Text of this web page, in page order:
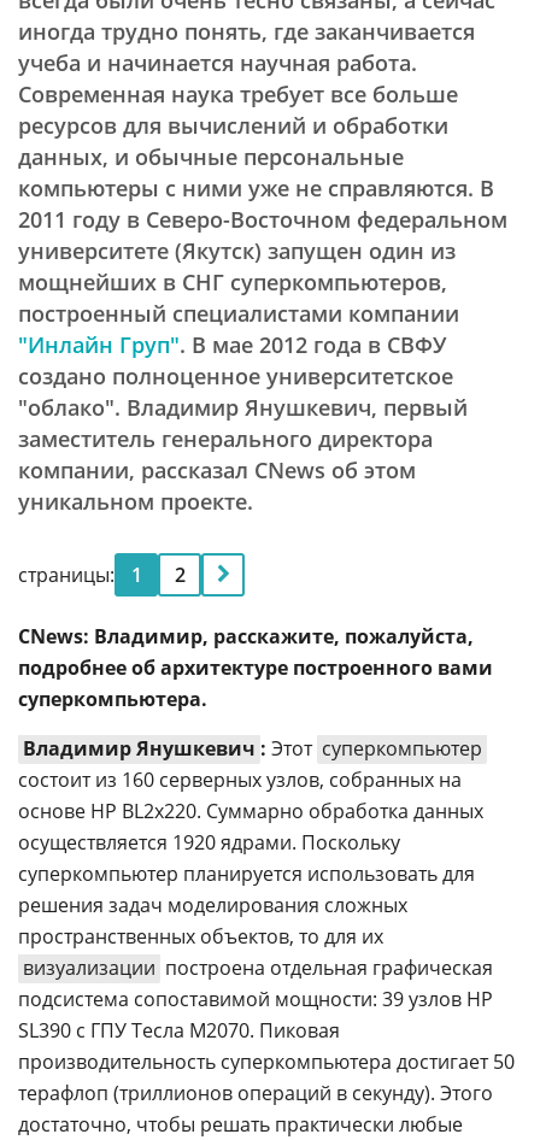
иногда трудно понять, где заканчивается
учеба и начинается научная работа.
Современная наука требует все больше
ресурсов для вычислений и обработки
данных, и обычные персональные
компьютеры с ними уже не справляются. В
2011 году в Северо-Восточном федеральном
университете (Якутск) запущен один из
мощнейших в СНГ суперкомпьютеров,
построенный специалистами компании
"Инлайн Груп". В мае 2012 года в СВФУ
создано полноценное университетское
"облако". Владимир Янушкевич, первый
заместитель генерального директора
компании, рассказал CNews об этом
уникальном проекте.
страницы: 1 2
CNews: Владимир, расскажите, пожалуйста,
подробнее об архитектуре построенного вами
суперкомпьютера.
Владимир Янушкевич : Этот суперкомпьютер
состоит из 160 серверных узлов, собранных на
основе НР BL2x220. Суммарно обработка данных
осуществляется 1920 ядрами. Поскольку
суперкомпьютер планируется использовать для
решения задач моделирования сложных
пространственных объектов, то для их
визуализации построена отдельная графическая
подсистема сопоставимой мощности: 39 узлов HP
SL390 с ГПУ Тесла М2070. Пиковая
производительность суперкомпьютера достигает 50
терафлоп (триллионов операций в секунду). Этого
достаточно, чтобы решать практически любые